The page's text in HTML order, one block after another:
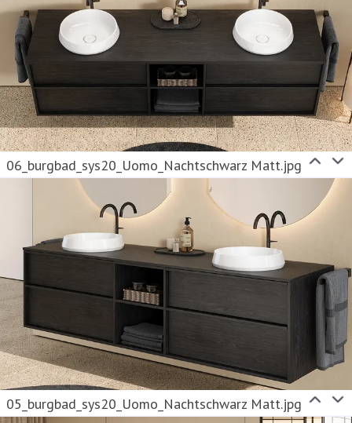
06_burgbad_sys20_Uomo_Nachtschwarz Matt.jpg
05_burgbad_sys20_Uomo_Nachtschwarz Matt.jpg